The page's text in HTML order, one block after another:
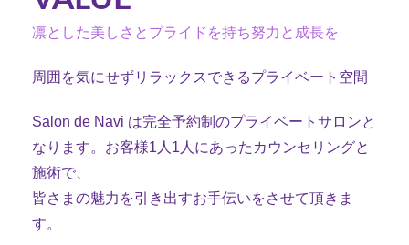
凛とした美しさとプライドを持ち努力と成長を
周囲を気にせずリラックスできるプライベート空間
Salon de Navi は完全予約制のプライベートサロンと
なります。お客様1人1人にあったカウンセリングと
施術で、
皆さまの魅力を引き出すお手伝いをさせて頂きま
す。